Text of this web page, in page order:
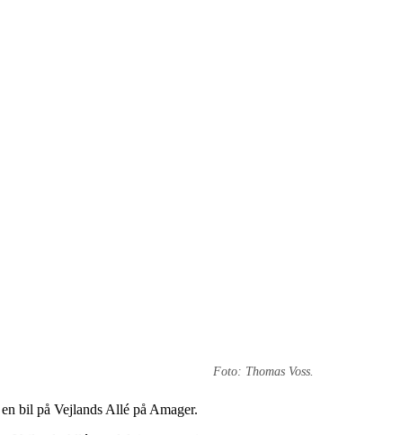
Foto: Thomas Voss.
bil på Vejlands Allé på Amager.